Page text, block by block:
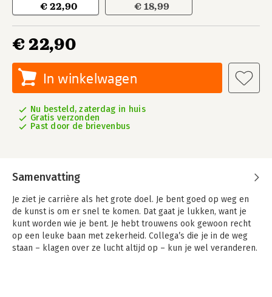
€ 22,90 € 18,99
€ 22,90
In winkelwagen
Nu besteld, zaterdag in huis
Gratis verzonden
Past door de brievenbus
Samenvatting
Je ziet je carrière als het grote doel. Je bent goed op weg en
de kunst is om er snel te komen. Dat gaat je lukken, want je
kunt worden wie je bent. Je hebt trouwens ook gewoon recht
op een leuke baan met zekerheid. Collega’s die je in de weg
staan – klagen over ze lucht altijd op – kun je wel veranderen.